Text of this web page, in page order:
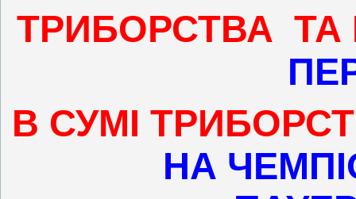
ТРИБОРСТВА ТА
В СУМІ
НА